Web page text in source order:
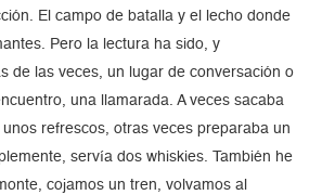
El campo de batalla y el lecho donde
Pero la lectura ha sido, y
de las veces, un lugar de conversación o
una llamarada. A veces sacaba
refrescos, otras veces preparaba un
servía dos whiskies. También he
cojamos un tren, volvamos al